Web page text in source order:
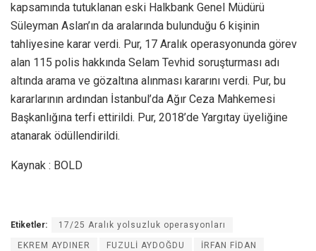
kapsamında tutuklanan eski Halkbank Genel Müdürü
Süleyman Aslan’ın da aralarında bulunduğu 6 kişinin
tahliyesine karar verdi. Pur, 17 Aralık operasyonunda görev
alan 115 polis hakkında Selam Tevhid soruşturması adı
altında arama ve gözaltına alınması kararını verdi. Pur, bu
kararlarının ardından İstanbul’da Ağır Ceza Mahkemesi
Başkanlığına terfi ettirildi. Pur, 2018’de Yargıtay üyeliğine
atanarak ödüllendirildi.
Kaynak : BOLD
Etiketler: 17/25 Aralık yolsuzluk operasyonları
EKREM AYDINER FUZULİ AYDOĞDU İRFAN FİDAN